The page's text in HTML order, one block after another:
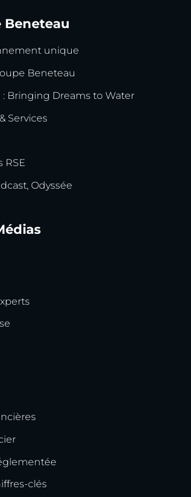
Beneteau
unique
Beneteau
: Bringing Dreams to Water
Services
RSE
Odyssée
clés